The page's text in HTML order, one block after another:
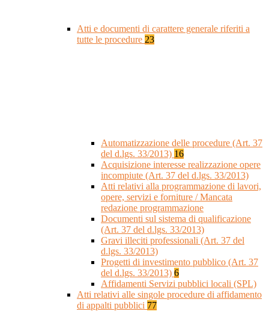
Atti e documenti di carattere generale riferiti a
tutte le procedure 23
Automatizzazione delle procedure (Art. 37
del d.lgs. 33/2013) 16
Acquisizione interesse realizzazione opere
incompiute (Art. 37 del d.lgs. 33/2013)
Atti relativi alla programmazione di lavori,
opere, servizi e forniture / Mancata
redazione programmazione
Documenti sul sistema di qualificazione
(Art. 37 del d.lgs. 33/2013)
Gravi illeciti professionali (Art. 37 del
d.lgs. 33/2013)
Progetti di investimento pubblico (Art. 37
del d.lgs. 33/2013) 6
Affidamenti Servizi pubblici locali (SPL)
Atti relativi alle singole procedure di affidamento
di appalti pubblici 77